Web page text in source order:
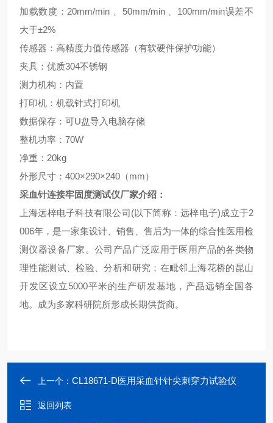
加载数度： 20mm/min 50mm/min 100mm/min误差不
大于±2%
传感器：高精度力值传感器（有软硬件保护功能）
夹具：优质304不锈钢
测力机构：内置
打印机：机载针式打印机
数据保存：可U盘导入电脑存储
整机功率： 70W
净重： 20kg
外形尺寸： 400×290×240 （mm）
采血针连接牢固度测试仪厂家介绍：
上海远梓电子科技有限公司(以下简称：远梓电子)成立于2
006年，是一家集设计、 销售、售后为一体的综合性医用检
测仪器设备厂家。公司产品广泛应用于医用产品的各类物
理性能测试、检验、分析和研究；在毗邻上海花桥的昆山
开发区设立5000平米的生产研发基地，产品远销全国各
地。成为多家科研院所形成长期供货商。
上一个： CL18671-D医用采血针针尖刺穿力试验仪
返回列表